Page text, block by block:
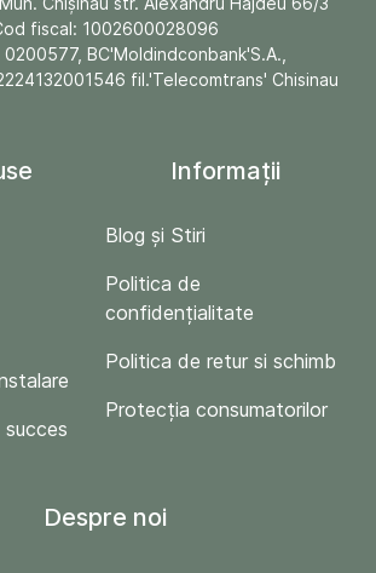
fiscal: 1002600028096
0200577, BC'Moldindconbank'S.A.,
fil.'Telecomtrans' Chisinau
Informații
Blog și Stiri
Politica de
confidențialitate
Politica de retur si schimb
Protecția consumatorilor
Despre noi